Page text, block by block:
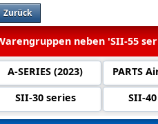
Zurück
neben 'SII-55
A-SERIES (2023)
PARTS
SII-30 series
SII-